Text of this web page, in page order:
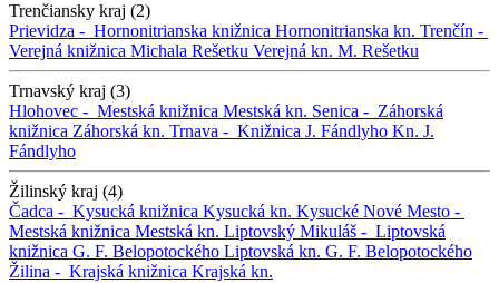
Trenčiansky kraj (2)
Prievidza - Hornonitrianska knižnica Hornonitrianska kn. Trenčín -
Verejná knižnica Michala Rešetku Verejná kn. M. Rešetku
Trnavský kraj (3)
Hlohovec - Mestská knižnica Mestská kn. Senica - Záhorská
knižnica Záhorská kn. Trnava - Knižnica J. Fándlyho Kn. J.
Fándlyho
Žilinský kraj (4)
Čadca - Kysucká knižnica Kysucká kn. Kysucké Nové Mesto -
Mestská knižnica Mestská kn. Liptovský Mikuláš - Liptovská
knižnica G. F. Belopotockého Liptovská kn. G. F. Belopotockého
Žilina - Krajská knižnica Krajská kn.